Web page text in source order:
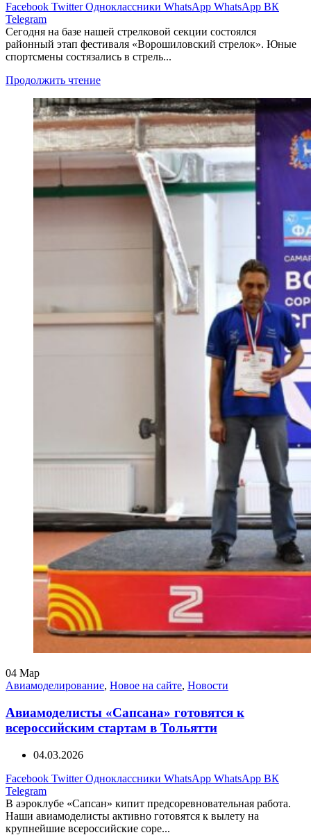
Facebook Twitter Одноклассники WhatsApp WhatsApp ВК
Telegram
Сегодня на базе нашей стрелковой секции состоялся
районный этап фестиваля «Ворошиловский стрелок». Юные
спортсмены состязались в стрель...
Продолжить чтение
04 Мар
Авиамоделирование, Новое на сайте, Новости
Авиамоделисты «Сапсана» готовятся к
всероссийским стартам в Тольятти
04.03.2026
Facebook Twitter Одноклассники WhatsApp WhatsApp ВК
Telegram
В аэроклубе «Сапсан» кипит предсоревновательная работа.
Наши авиамоделисты активно готовятся к вылету на
крупнейшие всероссийские соре...